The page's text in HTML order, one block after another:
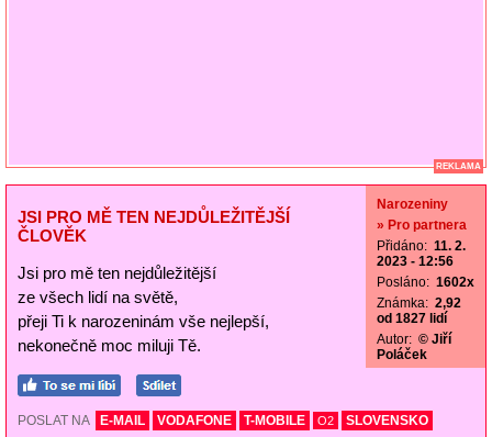
REKLAMA
JSI PRO MĚ TEN NEJDŮLEŽITĚJŠÍ
ČLOVĚK
Jsi pro mě ten nejdůležitější
ze všech lidí na světě,
přeji Ti k narozeninám vše nejlepší,
nekonečně moc miluji Tě.
Narozeniny
» Pro partnera
Přidáno: 11. 2.
2023 - 12:56
Posláno: 1602x
Známka: 2,92
od 1827 lidí
Autor: © Jiří
Poláček
POSLAT NA E-MAIL VODAFONE T-MOBILE O2
SLOVENSKO